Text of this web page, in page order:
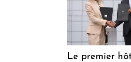
Le premier